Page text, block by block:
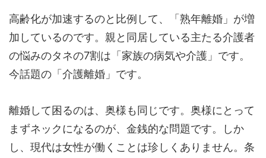
高齢化が加速するのと比例して、「熟年離婚」が増
加しているのです。親と同居している主たる介護者
の悩みのタネの7割は「家族の病気や介護」です。
今話題の「介護離婚」です。
離婚して困るのは、奥様も同じです。奥様にとって
まずネックになるのが、金銭的な問題です。しか
し、現代は女性が働くことは珍しくありません。条